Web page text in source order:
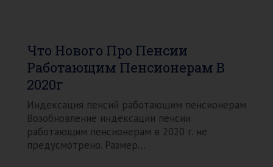
Что Нового Про Пенсии
Работающим Пенсионерам В
2020г
Индексация пенсий работающим пенсионерам
Возобновление индексации пенсии
работающим пенсионерам в 2020 г. не
предусмотрено. Размер…